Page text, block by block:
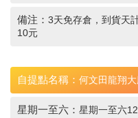
備注： 3天免存倉，到貨天
10元
自提點名稱： 何文田龍翔大
星期一至六： 星期一至六